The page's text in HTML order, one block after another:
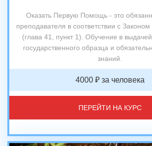
Оказать Первую Помощь - это
преподавателя в соответствии с
(глава 41, пункт 1). Обучение в
государственного образца и
знаний.
4000 ₽ за человека
ПЕРЕЙТИ НА КУРС